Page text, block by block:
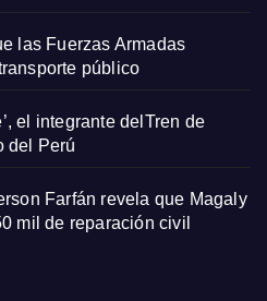
las Fuerzas Armadas
público
el integrante delTren de
del Perú
Farfán revela que Magaly
mil de reparación civil